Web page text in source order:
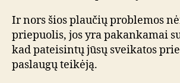
Ir nors šios plaučių problemos
priepuolis, jos yra pakankamai
kad pateisintų jūsų sveikatos
paslaugų teikėją.